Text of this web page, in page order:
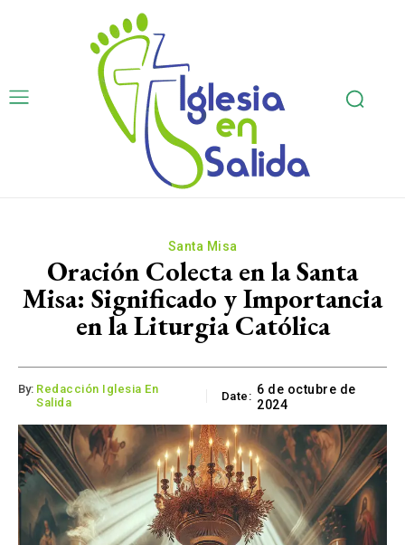
Santa Misa
Oración Colecta en la Santa
Misa: Significado y Importancia
en la Liturgia Católica
By: Redacción Iglesia En
Salida
Date: 6 de octubre de
2024